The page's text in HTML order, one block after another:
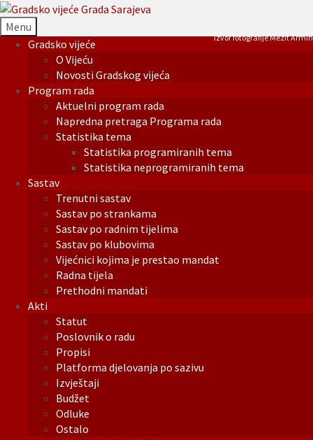
Menu
Gradsko vijeće
O Vijeću
Novosti Gradskog vijeća
Program rada
Aktuelni program rada
Napredna pretraga Programa rada
Statistika tema
Statistika programiranih tema
Statistika neprogramiranih tema
Sastav
Trenutni sastav
Sastav po strankama
Sastav po radnim tijelima
Sastav po klubovima
Vijećnici kojima je prestao mandat
Radna tijela
Prethodni mandati
Akti
Statut
Poslovnik o radu
Propisi
Platforma djelovanja po sazivu
Izvještaji
Budžet
Odluke
Ostalo
Izvor fotografije Mezit Armin